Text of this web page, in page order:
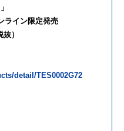
ライン限定発売
）
detail/TES0002G72